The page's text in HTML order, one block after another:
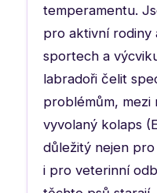
temperamentu.
pro aktivní rodiny
sportech a
labradoři čelit
problémům, mezi
vyvolaný kolaps
důležitý nejen
i pro veterinní